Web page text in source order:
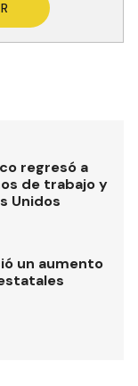
regresó a
de trabajo y
Unidos
un aumento